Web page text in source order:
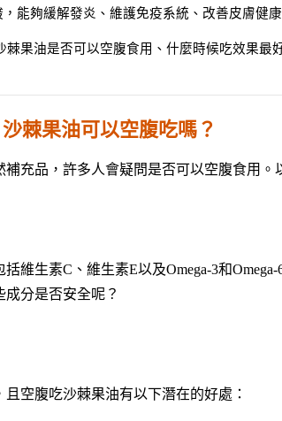
，能夠緩解發炎、維護免疫系統、改善皮膚健
果油是否可以空腹食用、什麼時候吃效果最
棘果油可以空腹吃嗎？
充品，許多人會疑問是否可以空腹食用。
維生素C、維生素E以及Omega-3和
分是否安全呢？
空腹吃沙棘果油有以下潛在的好處：